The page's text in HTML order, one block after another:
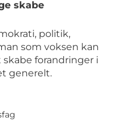
skabe
politik,
som voksen kan
forandringer i
generelt.